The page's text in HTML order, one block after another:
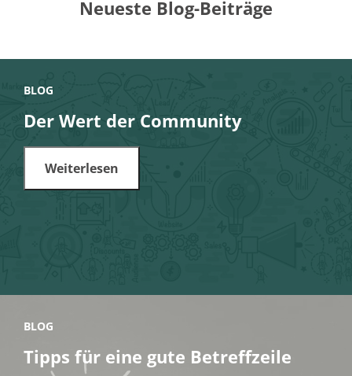
Neueste Blog-Beiträge
BLOG
Der Wert der Community
Weiterlesen
BLOG
Tipps für eine gute Betreffzeile